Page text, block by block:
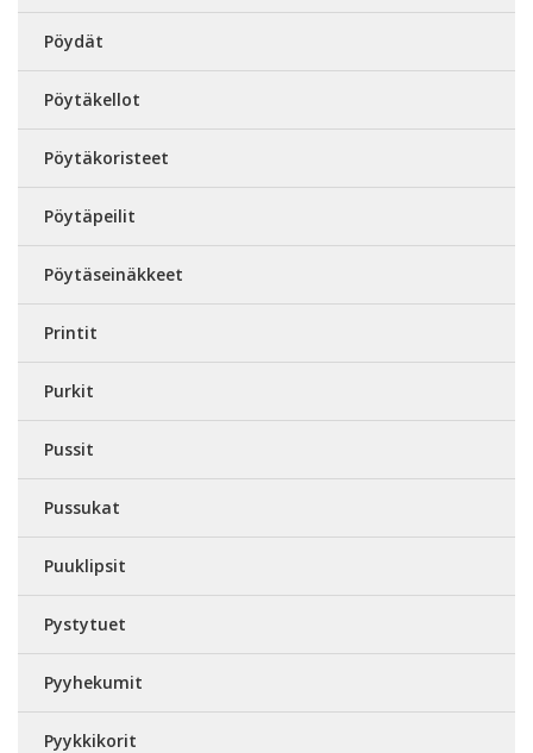
Pöydät
Pöytäkellot
Pöytäkoristeet
Pöytäpeilit
Pöytäseinäkkeet
Printit
Purkit
Pussit
Pussukat
Puuklipsit
Pystytuet
Pyyhekumit
Pyykkikorit